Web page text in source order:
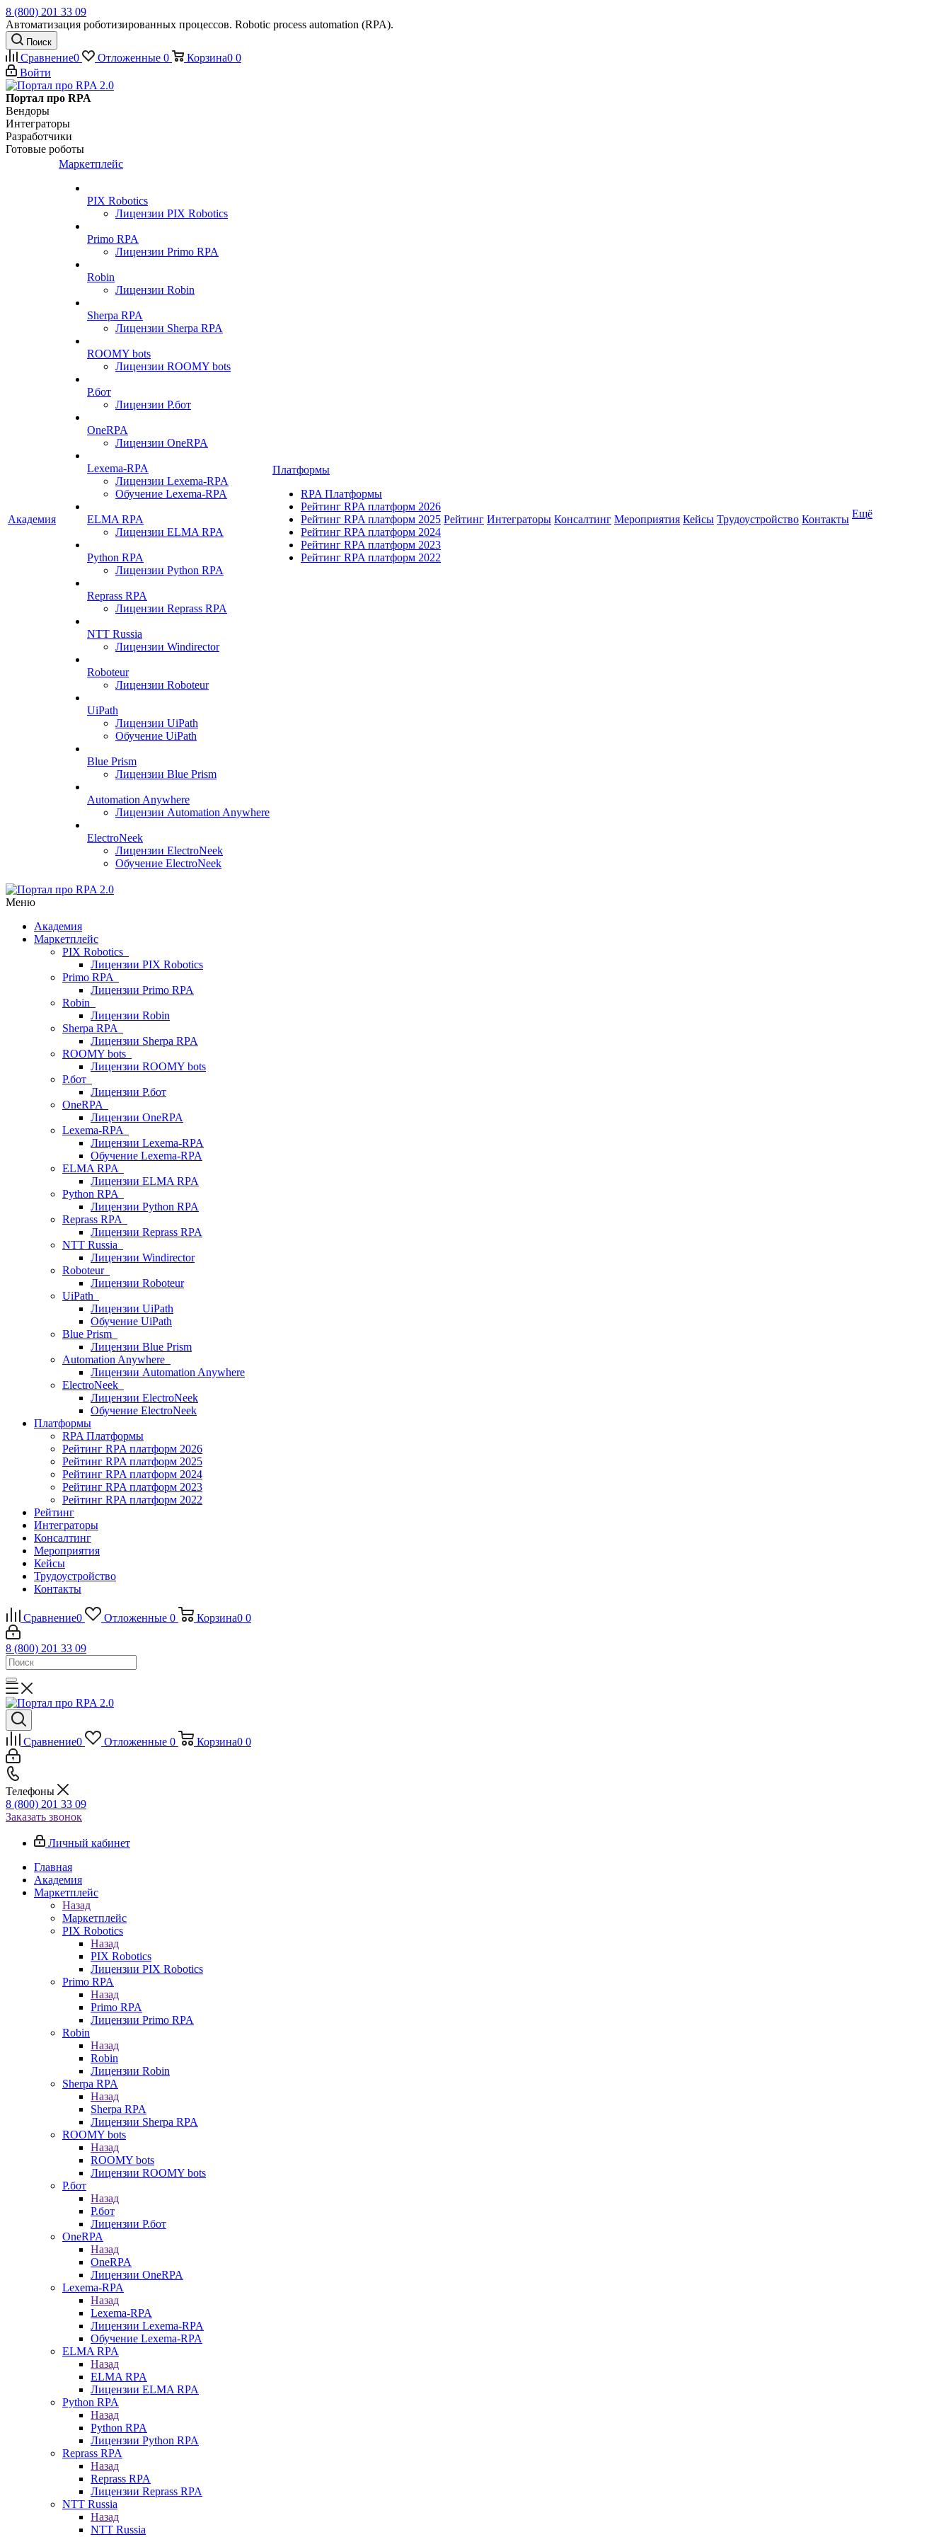
8 (800) 201 33 09
Автоматизация роботизированных процессов. Robotic process automation (RPA).
Поиск
Сравнение0 Отложенные 0 Корзина0 0
Войти
Портал про RPA
Вендоры
Интеграторы
Разработчики
Готовые роботы
Академия
Маркетплейс
PIX Robotics
Лицензии PIX Robotics
Primo RPA
Лицензии Primo RPA
Robin
Лицензии Robin
Sherpa RPA
Лицензии Sherpa RPA
ROOMY bots
Лицензии ROOMY bots
Р.бот
Лицензии Р.бот
OneRPA
Лицензии OneRPA
Lexema-RPA
Лицензии Lexema-RPA
Обучение Lexema-RPA
ELMA RPA
Лицензии ELMA RPA
Python RPA
Лицензии Python RPA
Reprass RPA
Лицензии Reprass RPA
NTT Russia
Лицензии Windirector
Roboteur
Лицензии Roboteur
UiPath
Лицензии UiPath
Обучение UiPath
Blue Prism
Лицензии Blue Prism
Automation Anywhere
Лицензии Automation Anywhere
ElectroNeek
Лицензии ElectroNeek
Обучение ElectroNeek
Платформы
RPA Платформы
Рейтинг RPA платформ 2026
Рейтинг RPA платформ 2025
Рейтинг RPA платформ 2024
Рейтинг RPA платформ 2023
Рейтинг RPA платформ 2022
Рейтинг Интеграторы Консалтинг Mероприятия Кейсы Трудоустройство Контакты Ещё
Меню
Академия
Маркетплейс
PIX Robotics
Лицензии PIX Robotics
Primo RPA
Лицензии Primo RPA
Robin
Лицензии Robin
Sherpa RPA
Лицензии Sherpa RPA
ROOMY bots
Лицензии ROOMY bots
Р.бот
Лицензии Р.бот
OneRPA
Лицензии OneRPA
Lexema-RPA
Лицензии Lexema-RPA
Обучение Lexema-RPA
ELMA RPA
Лицензии ELMA RPA
Python RPA
Лицензии Python RPA
Reprass RPA
Лицензии Reprass RPA
NTT Russia
Лицензии Windirector
Roboteur
Лицензии Roboteur
UiPath
Лицензии UiPath
Обучение UiPath
Blue Prism
Лицензии Blue Prism
Automation Anywhere
Лицензии Automation Anywhere
ElectroNeek
Лицензии ElectroNeek
Обучение ElectroNeek
Платформы
RPA Платформы
Рейтинг RPA платформ 2026
Рейтинг RPA платформ 2025
Рейтинг RPA платформ 2024
Рейтинг RPA платформ 2023
Рейтинг RPA платформ 2022
Рейтинг
Интеграторы
Консалтинг
Mероприятия
Кейсы
Трудоустройство
Контакты
Сравнение0 Отложенные 0 Корзина0 0
8 (800) 201 33 09
Сравнение0 Отложенные 0 Корзина0 0
Телефоны
8 (800) 201 33 09
Заказать звонок
Личный кабинет
Главная
Академия
Маркетплейс
Назад
Маркетплейс
PIX Robotics
Назад
PIX Robotics
Лицензии PIX Robotics
Primo RPA
Назад
Primo RPA
Лицензии Primo RPA
Robin
Назад
Robin
Лицензии Robin
Sherpa RPA
Назад
Sherpa RPA
Лицензии Sherpa RPA
ROOMY bots
Назад
ROOMY bots
Лицензии ROOMY bots
Р.бот
Назад
Р.бот
Лицензии Р.бот
OneRPA
Назад
OneRPA
Лицензии OneRPA
Lexema-RPA
Назад
Lexema-RPA
Лицензии Lexema-RPA
Обучение Lexema-RPA
ELMA RPA
Назад
ELMA RPA
Лицензии ELMA RPA
Python RPA
Назад
Python RPA
Лицензии Python RPA
Reprass RPA
Назад
Reprass RPA
Лицензии Reprass RPA
NTT Russia
Назад
NTT Russia